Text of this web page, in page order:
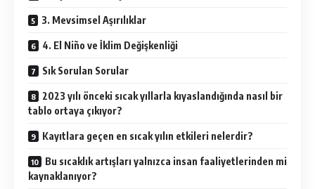
3. Mevsimsel Aşırılıklar
4. El Niño ve İklim Değişkenliği
Sık Sorulan Sorular
2023 yılı önceki sıcak yıllarla kıyaslandığında nasıl bir
tablo ortaya çıkıyor?
Kayıtlara geçen en sıcak yılın etkileri nelerdir?
Bu sıcaklık artışları yalnızca insan faaliyetlerinden mi
kaynaklanıyor?